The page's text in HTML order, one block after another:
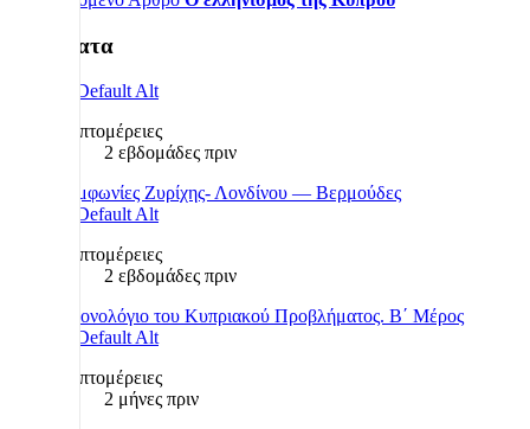
Πρόσφατα
Λεπτομέρειες
2 εβδομάδες πριν
Συμφωνίες Ζυρίχης- Λονδίνου — Βερμούδες
Λεπτομέρειες
2 εβδομάδες πριν
Χρονολόγιο του Κυπριακού Προβλήματος. Β΄ Μέρος
Λεπτομέρειες
2 μήνες πριν